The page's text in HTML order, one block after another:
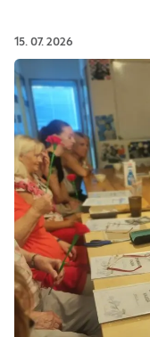
15. 07. 2026
Nastavitve
Vaša zasebnost
Ko obiščete
lahko shrani ali
brskalnika,
informacije se
nastavitve, vašo
spletno mesto
pričakovanji. Te
neposredno vaše
zagotovijo bolj